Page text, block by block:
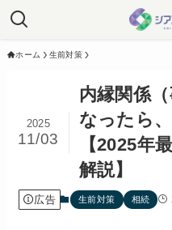
ホーム 生前対策
内縁関係
なったら
【2025年
解説】
2025
11/03
広告 生前対策 相続